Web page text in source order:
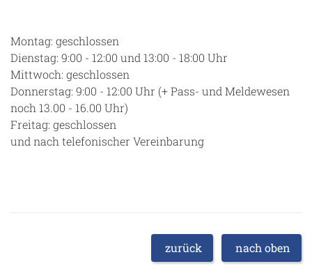
Montag: geschlossen
Dienstag: 9:00 - 12:00 und 13:00 - 18:00 Uhr
Mittwoch: geschlossen
Donnerstag: 9:00 - 12:00 Uhr (+ Pass- und Meldewesen
noch 13.00 - 16.00 Uhr)
Freitag: geschlossen
und nach telefonischer Vereinbarung
zurück nach oben